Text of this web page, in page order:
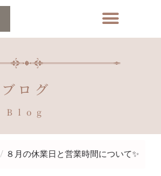
ブログ
Blog
/ ８月の休業日と営業時間について✨